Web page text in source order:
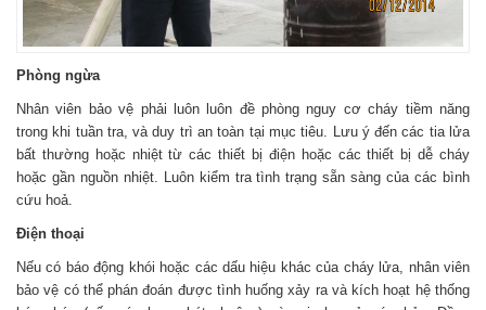
Phòng ngừa
Nhân viên bảo vệ phải luôn luôn đề phòng nguy cơ cháy tiềm năng
trong khi tuần tra, và duy trì an toàn tại mục tiêu. Lưu ý đến các tia lửa
bất thường hoặc nhiệt từ các thiết bị điện hoặc các thiết bị dễ cháy
hoặc gần nguồn nhiệt. Luôn kiểm tra tình trạng sẵn sàng của các bình
cứu hoả.
Điện thoại
Nếu có báo động khói hoặc các dấu hiệu khác của cháy lửa, nhân viên
bảo vệ có thể phán đoán được tình huống xảy ra và kích hoạt hệ thống